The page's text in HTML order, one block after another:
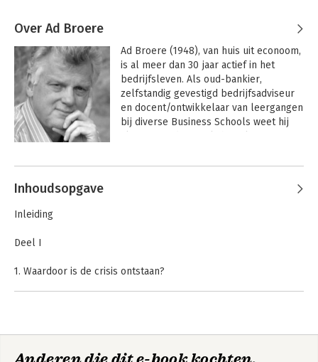
Over Ad Broere
Ad Broere (1948), van huis uit econoom,
is al meer dan 30 jaar actief in het
bedrijfsleven. Als oud-bankier,
zelfstandig gevestigd bedrijfsadviseur
en docent/ontwikkelaar van leergangen
bij diverse Business Schools weet hij
plekken in de economie.
Andere boeken door Ad Broere
Inhoudsopgave
Inleiding
Deel I
1. Waardoor is de crisis ontstaan?
7. Hoe werkt het geldsysteem in op het economische systeem?